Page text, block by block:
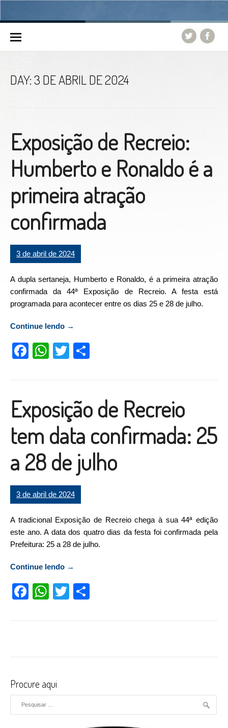
DAY:3 DE ABRIL DE 2024
Exposição de Recreio:
Humberto e Ronaldo é a
primeira atração
confirmada
3 de abril de 2024
A dupla sertaneja, Humberto e Ronaldo, é a primeira atração
confirmada da 44ª Exposição de Recreio. A festa está
programada para acontecer entre os dias 25 e 28 de julho.
Continue lendo “Exposição de Recreio: Humberto e Ronaldo
→
Facebook
WhatsApp
Twitter
Exposição de Recreio
tem data confirmada: 25
a 28 de julho
3 de abril de 2024
A tradicional Exposição de Recreio chega à sua 44ª edição
este ano. A data dos quatro dias da festa foi confirmada pela
Prefeitura: 25 a 28 de julho.
Continue lendo “Exposição de Recreio tem data confirmada:
→
Facebook
WhatsApp
Twitter
Procure aqui